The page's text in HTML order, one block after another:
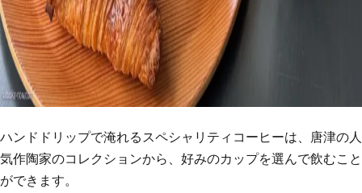
ハンドドリップで淹れるスペシャリティコーヒーは、唐津の人
気作陶家のコレクションから、好みのカップを選んで飲むこと
ができます。